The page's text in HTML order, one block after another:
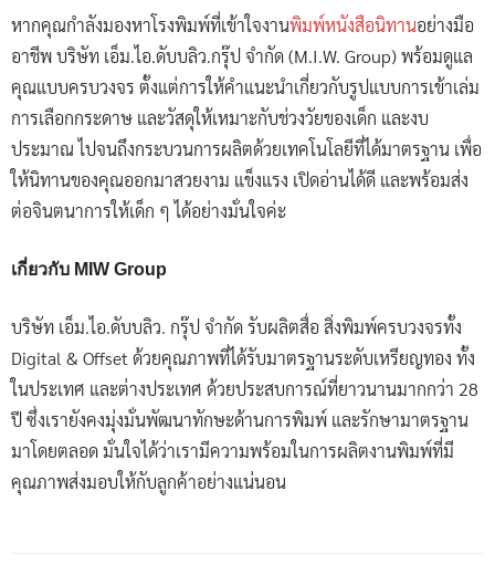
หากคุณกำลังมองหาโรงพิมพ์ที่เข้าใจงานพิมพ์หนังสือนิทานอย่างมือ
อาชีพ บริษัท เอ็ม.ไอ.ดับบลิว.กรุ๊ป จำกัด (M.I.W. Group) พร้อมดูแล
คุณแบบครบวงจร ตั้งแต่การให้คำแนะนำเกี่ยวกับรูปแบบการเข้าเล่ม
การเลือกกระดาษ และวัสดุให้เหมาะกับช่วงวัยของเด็ก และงบ
ประมาณ ไปจนถึงกระบวนการผลิตด้วยเทคโนโลยีที่ได้มาตรฐาน เพื่อ
ให้นิทานของคุณออกมาสวยงาม แข็งแรง เปิดอ่านได้ดี และพร้อมส่ง
ต่อจินตนาการให้เด็ก ๆ ได้อย่างมั่นใจค่ะ
เกี่ยวกับ MIW Group
บริษัท เอ็ม.ไอ.ดับบลิว. กรุ๊ป จำกัด รับผลิตสื่อ สิ่งพิมพ์ครบวงจรทั้ง
Digital & Offset ด้วยคุณภาพที่ได้รับมาตรฐานระดับเหรียญทอง ทั้ง
ในประเทศ และต่างประเทศ ด้วยประสบการณ์ที่ยาวนานมากกว่า 28
ปี ซึ่งเรายังคงมุ่งมั่นพัฒนาทักษะด้านการพิมพ์ และรักษามาตรฐาน
มาโดยตลอด มั่นใจได้ว่าเรามีความพร้อมในการผลิตงานพิมพ์ที่มี
คุณภาพส่งมอบให้กับลูกค้าอย่างแน่นอน